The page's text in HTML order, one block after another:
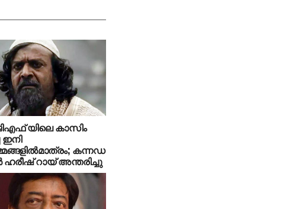
യിലെ കാസിം
ഇനി
കന്നഡ
ഹരീഷ് റായ് അന്തരിച്ചു